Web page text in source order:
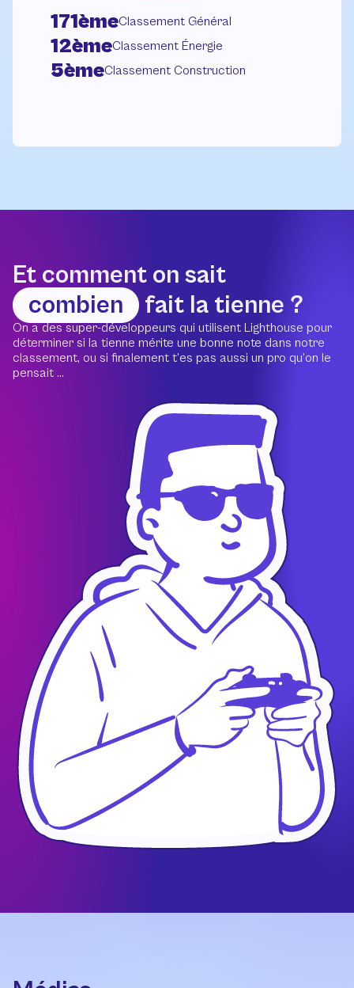
171èmeClassement Général
12èmeClassement Énergie
5èmeClassement Construction
Et comment on sait
combien
fait la tienne ?
On a des super-développeurs qui utilisent Lighthouse pour
déterminer si la tienne mérite une bonne note dans notre
classement, ou si finalement t’es pas aussi un pro qu’on le
pensait ...